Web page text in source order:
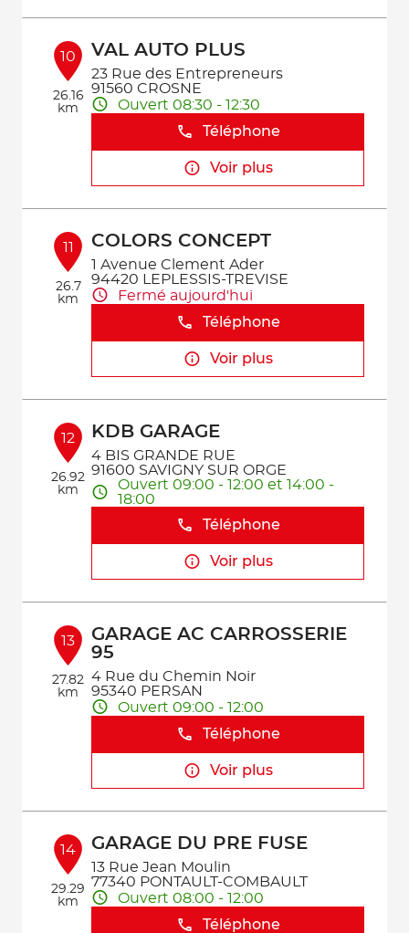
10
26.16
km
VAL AUTO PLUS
23 Rue des Entrepreneurs
91560 CROSNE
Ouvert 08:30 - 12:30
Téléphone
Voir plus
11
26.7
km
COLORS CONCEPT
1 Avenue Clement Ader
94420 LEPLESSIS-TREVISE
Fermé aujourd'hui
Téléphone
Voir plus
12
26.92
km
KDB GARAGE
4 BIS GRANDE RUE
91600 SAVIGNY SUR ORGE
Ouvert 09:00 - 12:00 et 14:00 -
18:00
Téléphone
Voir plus
13
27.82
km
GARAGE AC CARROSSERIE
95
4 Rue du Chemin Noir
95340 PERSAN
Ouvert 09:00 - 12:00
Téléphone
Voir plus
14
29.29
km
GARAGE DU PRE FUSE
13 Rue Jean Moulin
77340 PONTAULT-COMBAULT
Ouvert 08:00 - 12:00
Téléphone